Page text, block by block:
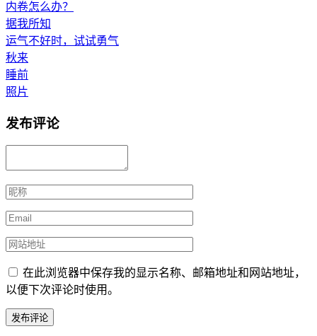
内卷怎么办？
据我所知
运气不好时，试试勇气
秋来
睡前
照片
发布评论
在此浏览器中保存我的显示名称、邮箱地址和网站地址，
以便下次评论时使用。